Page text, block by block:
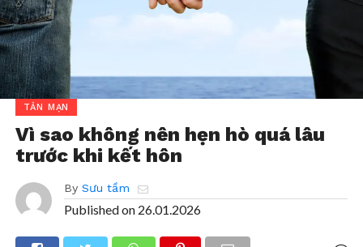
TẢN MẠN
Vì sao không nên hẹn hò quá lâu
trước khi kết hôn
By Sưu tầm
Published on 26.01.2026